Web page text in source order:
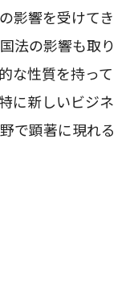
影響を受けてき
法の影響も取り
な性質を持って
に新しいビジネ
で顕著に現れる